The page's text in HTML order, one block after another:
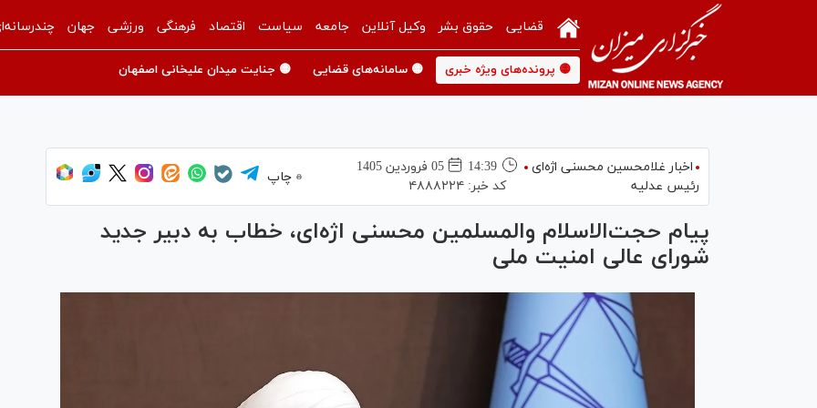
قضایی حقوق بشر وکیل آنلاین جامعه سیاست اقتصاد فرهنگی ورزشی جهان
🟡 پرونده‌های ویژه خبری 🟡 سامانه‌های قضایی 🟡 جنایت میدان علیخانی اصفهان
اخبار غلامحسین محسنی اژه‌ای
رئیس عدلیه
14:39
05 فروردين 1405
کد خبر: ۴۸۸۸۲۲۴
چاپ
پیام حجت‌الاسلام والمسلمین محسنی اژه‌ای، خطاب به دبیر جدید
شورای عالی امنیت ملی